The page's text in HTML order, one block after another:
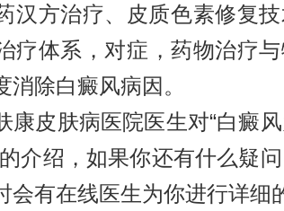
汉方治疗、皮质色素修复
疗体系，对症，药物治疗
除白癜风病因。
皮肤病医院医生对“白癜风
介绍，如果你还有什么疑
会有在线医生为你进行详细